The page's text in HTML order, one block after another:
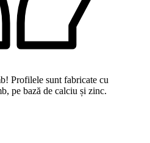
Profilele sunt fabricate cu
pe bază de calciu și zinc.